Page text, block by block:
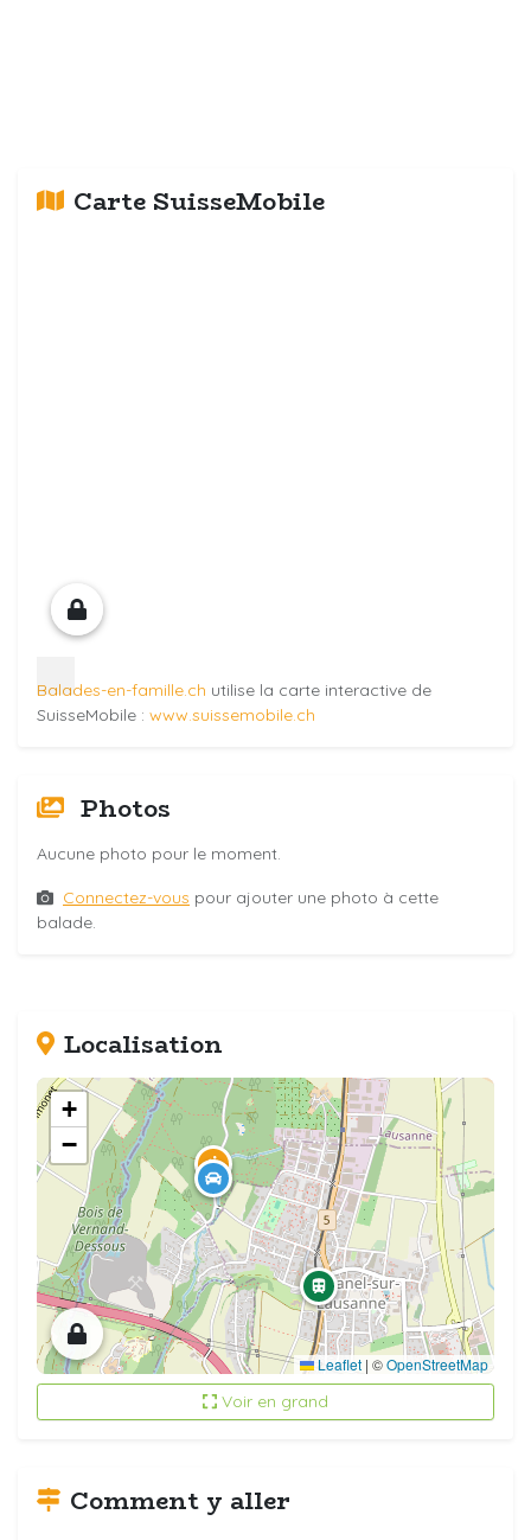
Carte SuisseMobile
Balades-en-famille.ch utilise la carte interactive de
SuisseMobile : www.suissemobile.ch
Photos
Aucune photo pour le moment.
Connectez-vous pour ajouter une photo à cette
balade.
Localisation
+
−
Leaflet | ©OpenStreetMap
Voir en grand
Comment y aller